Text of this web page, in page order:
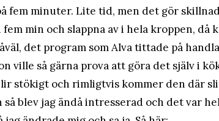
fem minuter. Lite tid, men det gör
min och slappna av i hela kroppen, då
det program som Alva tittade på
ville så gärna prova att göra det själv i
stökigt och rimligtvis kommer den där
så blev jag ändå intresserad och det var